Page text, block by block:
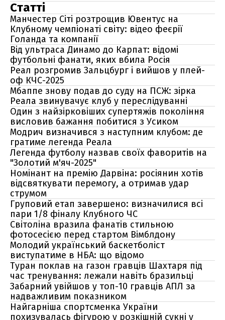
Статті
Манчестер Сіті розтрощив Ювентус на
Клубному чемпіонаті світу: відео феєрії
Голанда та компанії
Від ультраса Динамо до Карпат: відомі
футбольні фанати, яких вбила Росія
Реал розгромив Зальцбург і вийшов у плей-
оф КЧС-2025
Мбаппе знову подав до суду на ПСЖ: зірка
Реала звинувачує клуб у переслідуванні
Один з найзірковіших супертяжів покоління
висловив бажання побитися з Усиком
Модрич визначився з наступним клубом: де
гратиме легенда Реала
Легенда футболу назвав своїх фаворитів на
"Золотий м'яч-2025"
Номінант на премію Дарвіна: росіянин хотів
відсвяткувати перемогу, а отримав удар
струмом
Груповий етап завершено: визначилися всі
пари 1/8 фіналу Клубного ЧС
Світоліна вразила фанатів стильною
фотосесією перед стартом Вімблдону
Молодий український баскетболіст
виступатиме в НБА: що відомо
Туран поклав на газон гравців Шахтаря під
час тренування: лежали навіть бразильці
Забарний увійшов у топ-10 гравців АПЛ за
надважливим показником
Найгарніша спортсменка України
похизувалась фігурою у розкішній сукні у